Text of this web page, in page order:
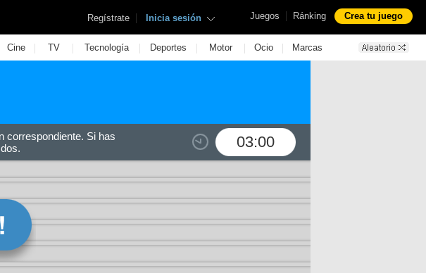
Juegos | Ránking Crea tu juego
Regístrate | Inicia sesión
Cine | TV | Tecnología | Deportes | Motor | Ocio | Marcas
03:00
correspondiente. Si has